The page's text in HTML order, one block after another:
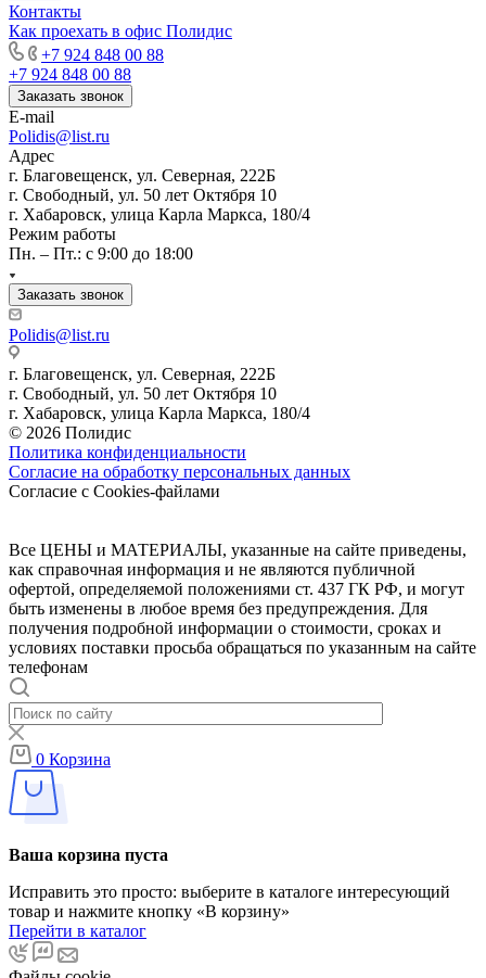
Контакты
Как проехать в офис Полидис
+7 924 848 00 88
+7 924 848 00 88
Заказать звонок
E-mail
Polidis@list.ru
Адрес
г. Благовещенск, ул. Северная, 222Б
г. Свободный, ул. 50 лет Октября 10
г. Хабаровск, улица Карла Маркса, 180/4
Режим работы
Пн. – Пт.: с 9:00 до 18:00
Заказать звонок
Polidis@list.ru
г. Благовещенск, ул. Северная, 222Б
г. Свободный, ул. 50 лет Октября 10
г. Хабаровск, улица Карла Маркса, 180/4
© 2026 Полидис
Политика конфиденциальности
Согласие на обработку персональных данных
Согласие с Cookies-файлами
Все ЦЕНЫ и МАТЕРИАЛЫ, указанные на сайте приведены,
как справочная информация и не являются публичной
офертой, определяемой положениями ст. 437 ГК РФ, и могут
быть изменены в любое время без предупреждения. Для
получения подробной информации о стоимости, сроках и
условиях поставки просьба обращаться по указанным на сайте
телефонам
0 Корзина
Ваша корзина пуста
Исправить это просто: выберите в каталоге интересующий
товар и нажмите кнопку «В корзину»
Перейти в каталог